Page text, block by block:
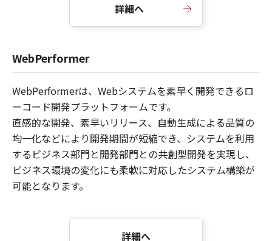
詳細へ
WebPerformer
WebPerformerは、Webシステムを素早く開発できるロ
ーコード開発プラットフォームです。
直感的な開発、素早いリリース、自動生成による品質の
均一化などにより開発期間が短縮でき、システムを利用
するビジネス部門と開発部門との共創型開発を実現し、
ビジネス環境の変化にも柔軟に対応したシステム構築が
可能となります。
詳細へ